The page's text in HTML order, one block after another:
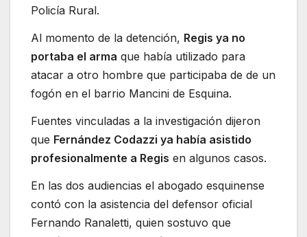
Policía Rural.
Al momento de la detención, Regis ya no
portaba el arma que había utilizado para
atacar a otro hombre que participaba de de un
fogón en el barrio Mancini de Esquina.
Fuentes vinculadas a la investigación dijeron
que Fernández Codazzi ya había asistido
profesionalmente a Regis en algunos casos.
En las dos audiencias el abogado esquinense
contó con la asistencia del defensor oficial
Fernando Ranaletti, quien sostuvo que